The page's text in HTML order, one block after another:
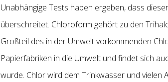
Unabhängige Tests haben ergeben, dass
überschreitet. Chloroform gehört zu den
Großteil des in der Umwelt vorkommenden
Papierfabriken in die Umwelt und findet sich
wurde. Chlor wird dem Trinkwasser und